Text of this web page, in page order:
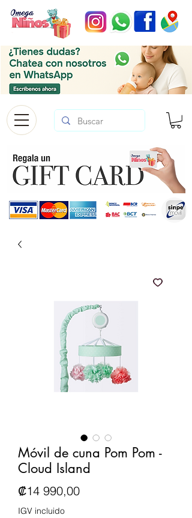
Móvil de cuna Pom Pom -
Cloud Island
₡14 990,00Precio
IGV incluido